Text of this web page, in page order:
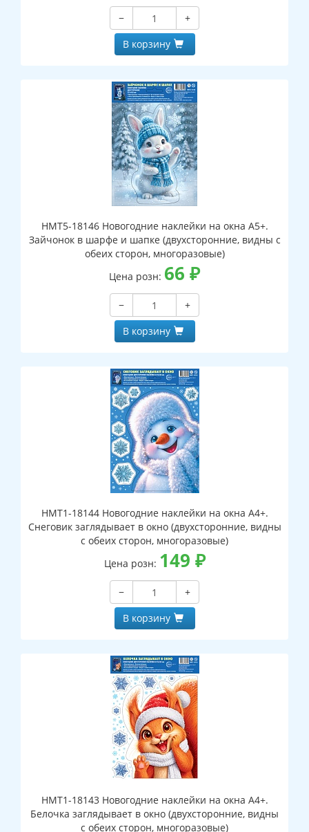
−
+
В корзину
НМТ5-18146 Новогодние наклейки на окна А5+.
Зайчонок в шарфе и шапке (двухсторонние, видны с
обеих сторон, многоразовые)
Цена розн: 66 ₽
−
+
В корзину
НМТ1-18144 Новогодние наклейки на окна А4+.
Снеговик заглядывает в окно (двухсторонние, видны
с обеих сторон, многоразовые)
Цена розн: 149 ₽
−
+
В корзину
НМТ1-18143 Новогодние наклейки на окна А4+.
Белочка заглядывает в окно (двухсторонние, видны
с обеих сторон, многоразовые)